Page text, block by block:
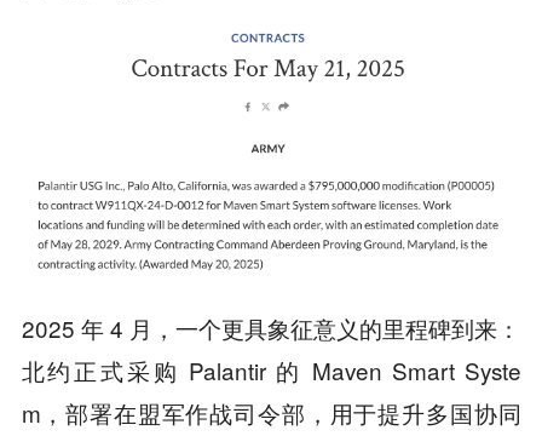
2025 年 4 月，一个更具象征意义的里程碑到来：
北约正式采购 Palantir 的 Maven Smart Syste
m，部署在盟军作战司令部，用于提升多国协同